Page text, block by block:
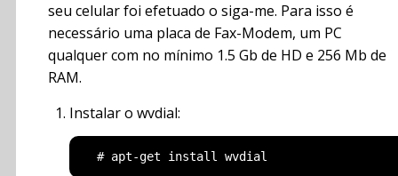
seu celular foi efetuado o siga-me. Para isso é
necessário uma placa de Fax-Modem, um PC
qualquer com no mínimo 1.5 Gb de HD e 256 Mb de
RAM.
Instalar o wvdial: